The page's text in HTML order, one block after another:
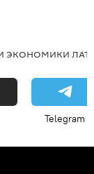
ЭКОНОМИКИ
Telegram